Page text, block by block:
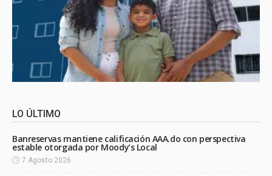
LO ÚLTIMO
Banreservas mantiene calificación AAA.do con perspectiva
estable otorgada por Moody’s Local
7 Agosto 2026